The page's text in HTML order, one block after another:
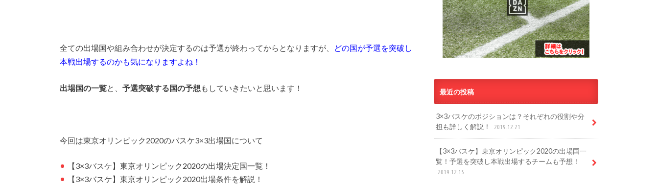
全ての出場国や組み合わせが決定するのは予選が終わってからとなりますが、
どの国が予選を突破し
本戦出場するのかも気になりますよね！
出場国の一覧と、 予選突破する国の予想 もしていきたいと思います！
今回は東京オリンピック2020のバスケ3×3出場国について
【3×3バスケ】東京オリンピック2020の出場決定国一覧！
【3×3バスケ】東京オリンピック2020出場条件を解説！
最近の投稿
3×3バスケのポジションは？それぞれの役割や分
担も詳しく解説！
2019.12.21
【3×3バスケ】東京オリンピック2020の出場国一
覧！予選を突破し本戦出場するチームも予想！
2019.12.15